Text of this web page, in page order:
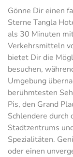
Gönne Dir einen
Sterne Tangla
als 30 Minuten
Verkehrsmitteln
bietet Dir die
besuchen,
Umgebung
berühmtesten
Pis, den Grand
Schlendere durch
Stadtzentrums
Spezialitäten.
oder einen